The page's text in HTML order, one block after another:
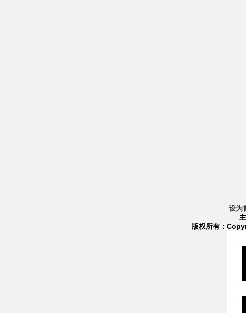
设为
版权所有：